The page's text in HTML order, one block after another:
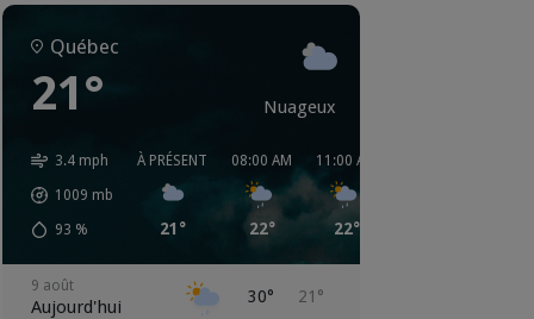
Québec
21° Nuageux
3.4 mph
1009 mb
93 %
À PRÉSENT
21°
08:00 AM
22°
11:00 AM
22°
9 août
Aujourd'hui 30° 21°